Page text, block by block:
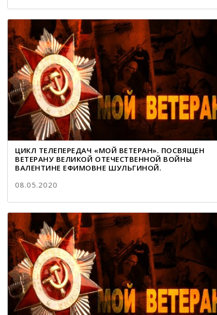
ЦИКЛ ТЕЛЕПЕРЕДАЧ «МОЙ ВЕТЕРАН». ПОСВЯЩЕН
ВЕТЕРАНУ ВЕЛИКОЙ ОТЕЧЕСТВЕННОЙ ВОЙНЫ
ВАЛЕНТИНЕ ЕФИМОВНЕ ШУЛЬГИНОЙ.
08.05.2020